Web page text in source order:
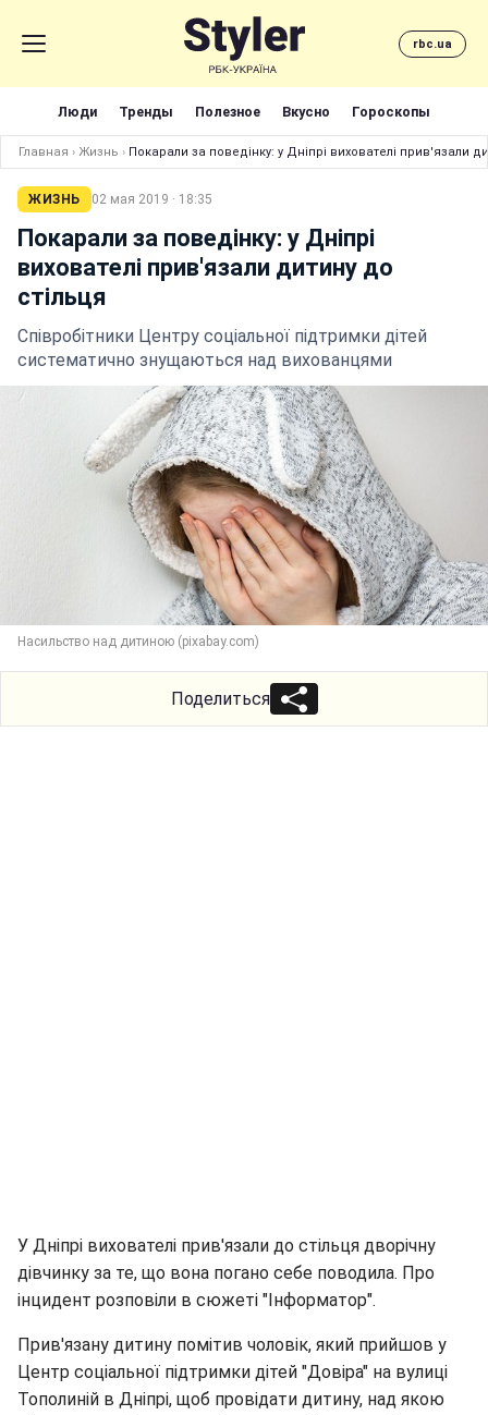
rbc.ua
Люди Тренды Полезное Вкусно Гороскопы
Главная › Жизнь › Покарали за поведінку: у Дніпрі вихователі прив'язали
ЖИЗНЬ 02 мая 2019 · 18:35
Покарали за поведінку: у Дніпрі
вихователі прив'язали дитину до
стільця
Співробітники Центру соціальної підтримки дітей
систематично знущаються над вихованцями
Насильство над дитиною (pixabay.com)
Поделиться
У Дніпрі вихователі прив'язали до стільця дворічну
дівчинку за те, що вона погано себе поводила. Про
інцидент розповіли в сюжеті "Інформатор".
Прив'язану дитину помітив чоловік, який прийшов у
Центр соціальної підтримки дітей "Довіра" на вулиці
Тополиній в Дніпрі, щоб провідати дитину, над якою